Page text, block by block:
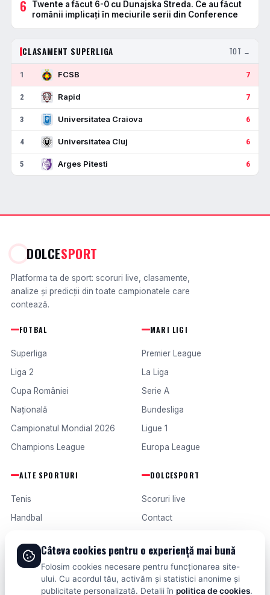
6
Twente a făcut 6-0 cu Dunajska Streda. Ce au făcut
românii implicați în meciurile serii din Conference
CLASAMENT SUPERLIGA TOT →
1 FCSB 7
2 Rapid 7
3 Universitatea Craiova 6
4 Universitatea Cluj 6
5 Arges Pitesti 6
DOLCESPORT
Platforma ta de sport: scoruri live, clasamente,
analize și predicții din toate campionatele care
contează.
FOTBAL
Superliga
Liga 2
Cupa României
Națională
Campionatul Mondial 2026
Champions League
MARI LIGI
Premier League
La Liga
Serie A
Bundesliga
Ligue 1
Europa League
ALTE SPORTURI
Tenis
Handbal
Formula 1
Fotbal intern
Fotbal extern
DOLCESPORT
Scoruri live
Contact
Termeni și condiții
Câteva cookies pentru o experiență mai bună
Folosim cookies necesare pentru funcționarea site-
ului. Cu acordul tău, activăm și statistici anonime și
publicitate personalizată. Detalii în politica de cookies.